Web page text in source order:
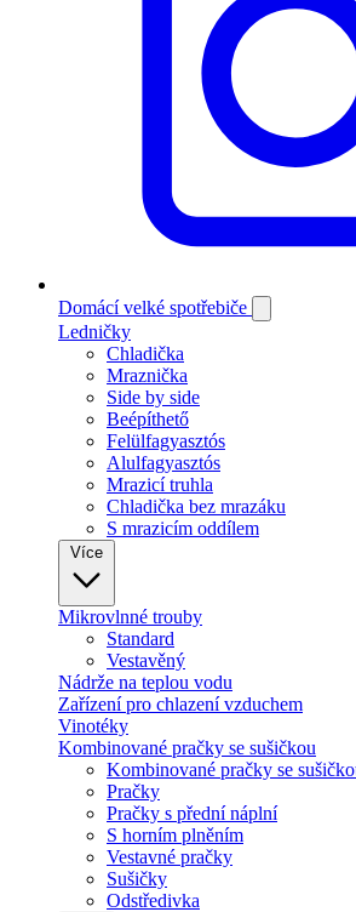
Domácí velké spotřebiče
Ledničky
Chladička
Mraznička
Side by side
Beépíthető
Felülfagyasztós
Alulfagyasztós
Mrazicí truhla
Chladička bez mrazáku
S mrazicím oddílem
Mikrovlnné trouby
Standard
Vestavěný
Nádrže na teplou vodu
Zařízení pro chlazení vzduchem
Vinotéky
Kombinované pračky se sušičkou
Kombinované pračky se
Pračky
Pračky s přední náplní
S horním plněním
Vestavné pračky
Sušičky
Odstředivka